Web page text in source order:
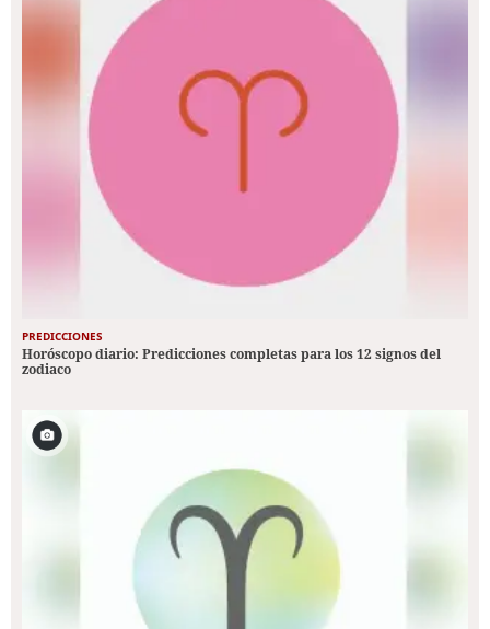
PREDICCIONES
Horóscopo diario: Predicciones completas para los 12 signos del
zodiaco